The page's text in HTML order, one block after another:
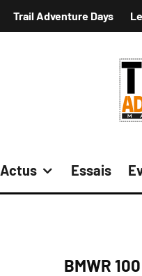
Trail Adventure Days
Actus Essais
BMWR